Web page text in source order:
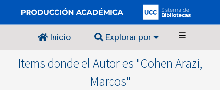
Inicio Explorar por ☰
Items donde el Autor es "Cohen Arazi,
Marcos"